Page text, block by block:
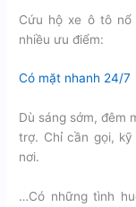
Cứu hộ xe ô tô
nhiều ưu điểm:
Có mặt nhanh 24/7
Dù sáng sớm, đêm
trợ. Chỉ cần gọi,
nơi.
…Có những tình